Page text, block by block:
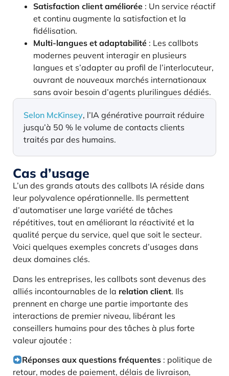
Satisfaction client améliorée : Un service réactif
et continu augmente la satisfaction et la
fidélisation.
Multi-langues et adaptabilité : Les callbots
modernes peuvent interagir en plusieurs
langues et s’adapter au profil de l’interlocuteur,
ouvrant de nouveaux marchés internationaux
sans avoir besoin d’agents plurilingues dédiés.
Selon McKinsey, l’IA générative pourrait réduire
jusqu’à 50 % le volume de contacts clients
traités par des humains.
Cas d’usage
L’un des grands atouts des callbots IA réside dans
leur polyvalence opérationnelle. Ils permettent
d’automatiser une large variété de tâches
répétitives, tout en améliorant la réactivité et la
qualité perçue du service, quel que soit le secteur.
Voici quelques exemples concrets d’usages dans
deux domaines clés.
Dans les entreprises, les callbots sont devenus des
alliés incontournables de la relation client. Ils
prennent en charge une partie importante des
interactions de premier niveau, libérant les
conseillers humains pour des tâches à plus forte
valeur ajoutée :
Réponses aux questions fréquentes : politique de
retour, modes de paiement, délais de livraison,